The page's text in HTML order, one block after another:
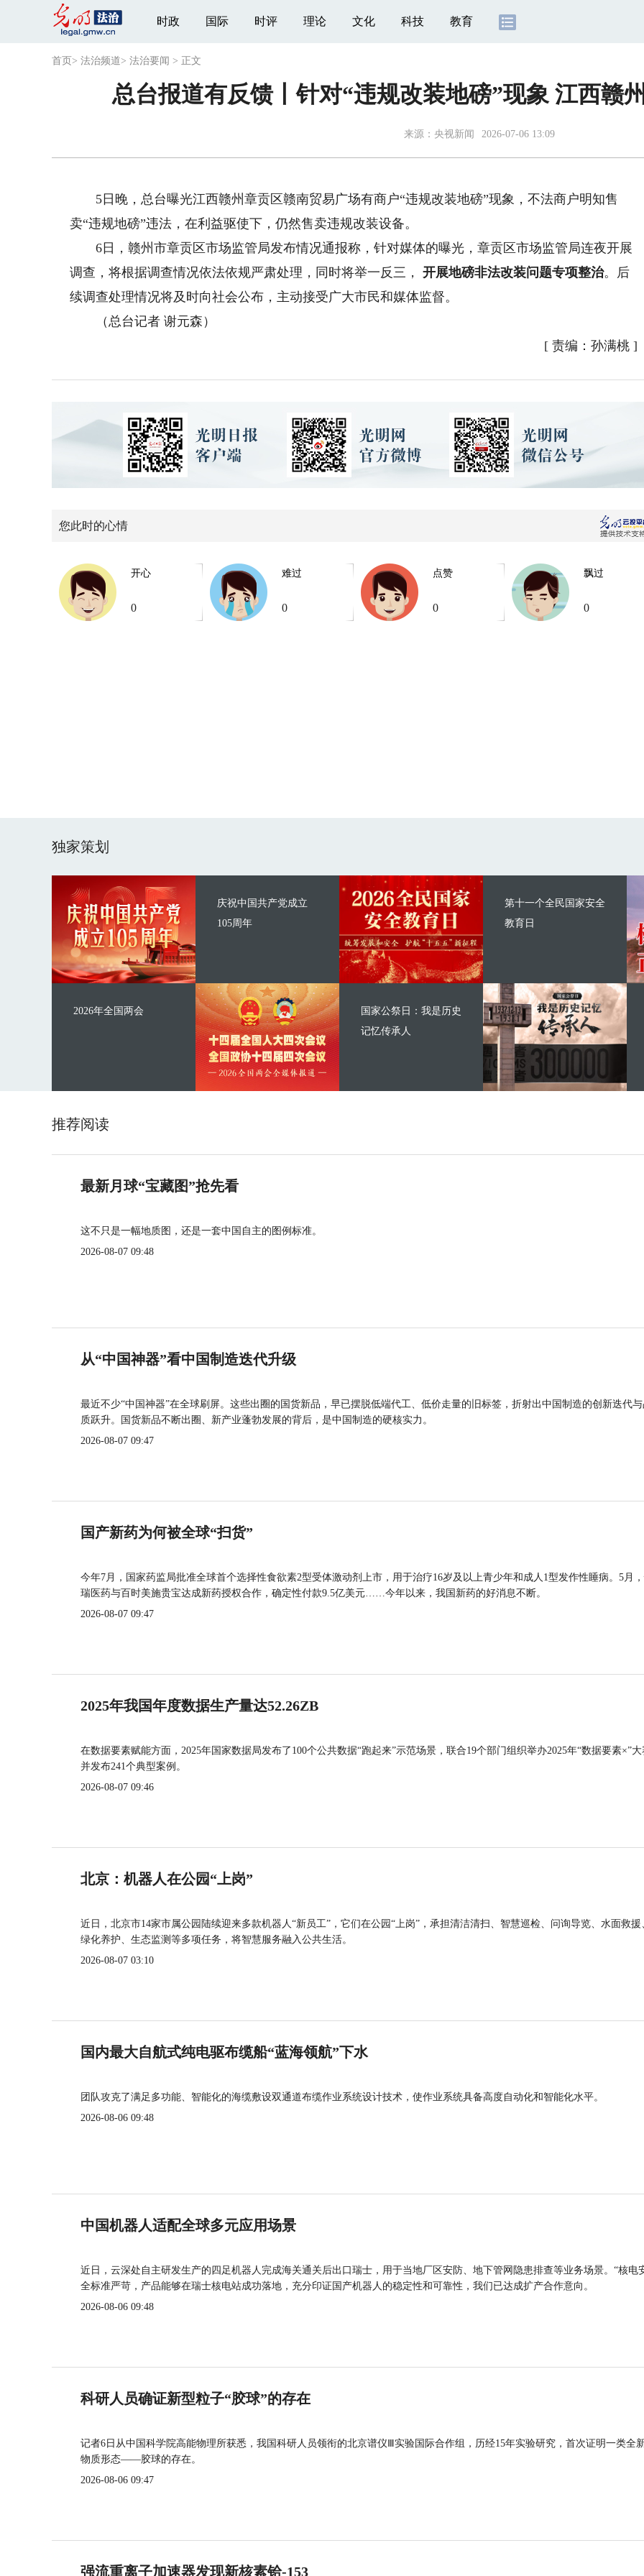
时政 国际 时评 理论 文化 科技 教育
首页 > 法治频道> 法治要闻 > 正文
总台报道有反馈丨针对“违规改装地磅”现象 江西赣
来源： 央视新闻 2026-07-06 13:09
5日晚，总台曝光江西赣州章贡区赣南贸易广场有商户“违规改装地磅”现象，不法商户明知售
卖“违规地磅”违法，在利益驱使下，仍然售卖违规改装设备。
6日，赣州市章贡区市场监管局发布情况通报称，针对媒体的曝光，章贡区市场监管局连夜开展
调查，将根据调查情况依法依规严肃处理，同时将举一反三， 开展地磅非法改装问题专项整治。后
续调查处理情况将及时向社会公布，主动接受广大市民和媒体监督。
（总台记者 谢元森）
[ 责编：孙满桃 ]
您此时的心情
开心
0
难过
0
点赞
0
飘过
0
独家策划
庆祝中国共产党成立
105周年
2026年全国两会
第十一个全民国家安全
教育日
国家公祭日：我是历史
记忆传承人
推荐阅读
最新月球“宝藏图”抢先看
这不只是一幅地质图，还是一套中国自主的图例标准。
2026-08-07 09:48
从“中国神器”看中国制造迭代升级
最近不少“中国神器”在全球刷屏。这些出圈的国货新品，早已摆脱低端代工、低价走量的旧标签，折射出中国制造的创新迭代
质跃升。国货新品不断出圈、新产业蓬勃发展的背后，是中国制造的硬核实力。
2026-08-07 09:47
国产新药为何被全球“扫货”
今年7月，国家药监局批准全球首个选择性食欲素2型受体激动剂上市，用于治疗16岁及以上青少年和成人1型发作性睡病。5月
瑞医药与百时美施贵宝达成新药授权合作，确定性付款9.5亿美元……今年以来，我国新药的好消息不断。
2026-08-07 09:47
2025年我国年度数据生产量达52.26ZB
在数据要素赋能方面，2025年国家数据局发布了100个公共数据“跑起来”示范场景，联合19个部门组织举办2025年“数据要素×”大
并发布241个典型案例。
2026-08-07 09:46
北京：机器人在公园“上岗”
近日，北京市14家市属公园陆续迎来多款机器人“新员工”，它们在公园“上岗”，承担清洁清扫、智慧巡检、问询导览、水面救援
绿化养护、生态监测等多项任务，将智慧服务融入公共生活。
2026-08-07 03:10
国内最大自航式纯电驱布缆船“蓝海领航”下水
团队攻克了满足多功能、智能化的海缆敷设双通道布缆作业系统设计技术，使作业系统具备高度自动化和智能化水平。
2026-08-06 09:48
中国机器人适配全球多元应用场景
近日，云深处自主研发生产的四足机器人完成海关通关后出口瑞士，用于当地厂区安防、地下管网隐患排查等业务场景。“核电
全标准严苛，产品能够在瑞士核电站成功落地，充分印证国产机器人的稳定性和可靠性，我们已达成扩产合作意向。
2026-08-06 09:48
科研人员确证新型粒子“胶球”的存在
记者6日从中国科学院高能物理所获悉，我国科研人员领衔的北京谱仪Ⅲ实验国际合作组，历经15年实验研究，首次证明一类全
物质形态——胶球的存在。
2026-08-06 09:47
强流重离子加速器发现新核素铪-153